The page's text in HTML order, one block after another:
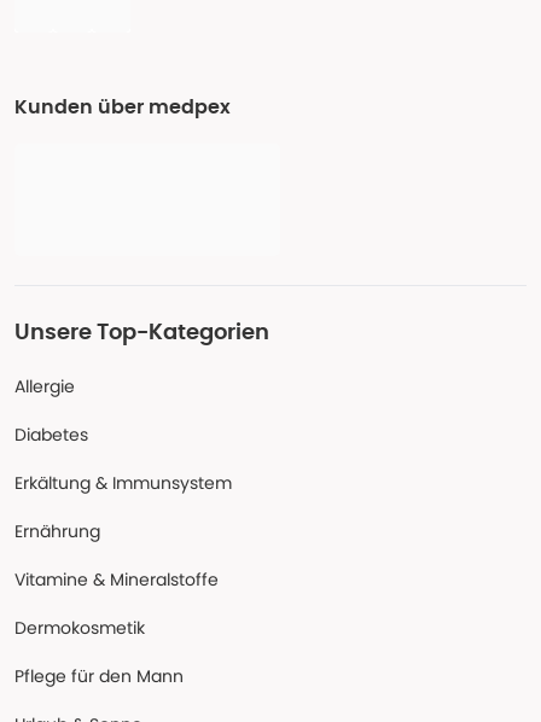
Kunden über medpex
Unsere Top-Kategorien
Allergie
Diabetes
Erkältung & Immunsystem
Ernährung
Vitamine & Mineralstoffe
Dermokosmetik
Pflege für den Mann